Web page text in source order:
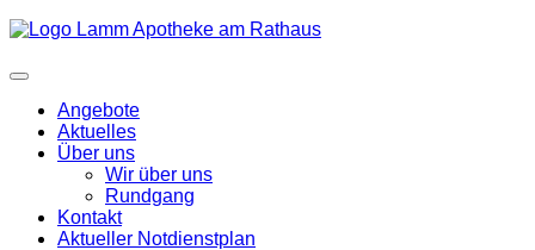
Angebote
Aktuelles
Über uns
Wir über uns
Rundgang
Kontakt
Aktueller Notdienstplan